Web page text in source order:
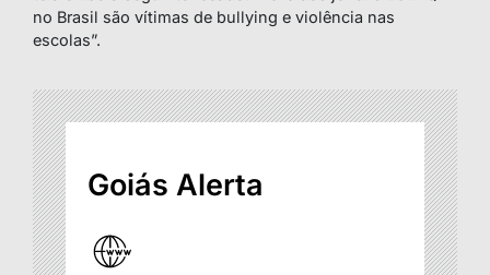
no Brasil são vítimas de bullying e violência nas
escolas”.
Goiás Alerta